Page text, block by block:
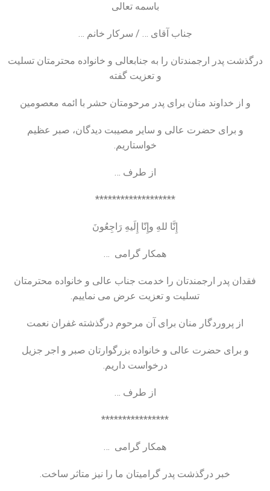
باسمه تعالی
جناب آقای … / سرکار خانم …
درگذشت پدر ارجمندتان را به جنابعالی و خانواده محترمتان تسلیت
و تعزیت گفته
و از خداوند منان برای پدر مرحومتان حشر با ائمه معصومین
و برای حضرت عالی و سایر مصیبت دیدگان، صبر عظیم
خواستاریم.
از طرف …
*******************
إِنَّا للهِ وإِنّا إِلَیهِ رَاجِعُونَ
همکار گرامی …
فقدان پدر ارجمندتان را خدمت جناب ‌عالی و خانواده محترمتان
تسلیت و تعزیت عرض می نماییم.
از پروردگار منان برای آن مرحوم درگذشته غفران نعمت
و برای حضرت عالی و خانواده بزرگوارتان صبر و اجر جزیل
درخواست داریم.
از طرف …
****************
همکار گرامی …
خبر درگذشت پدر گرامیتان ما را نیز متاثر ساخت.